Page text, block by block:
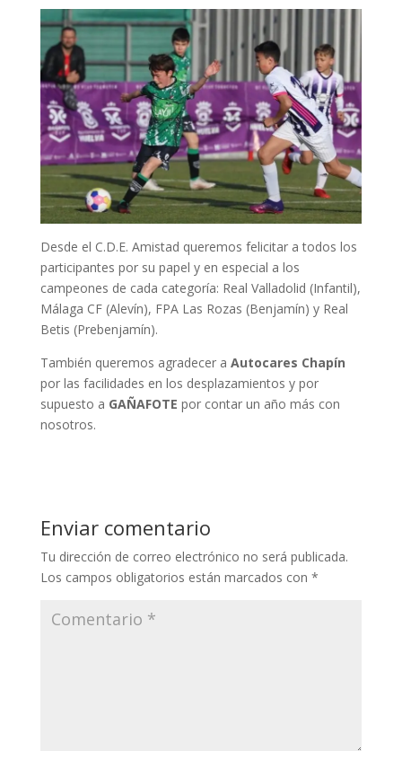
Desde el C.D.E. Amistad queremos felicitar a todos los
participantes por su papel y en especial a los
campeones de cada categoría: Real Valladolid (Infantil),
Málaga CF (Alevín), FPA Las Rozas (Benjamín) y Real
Betis (Prebenjamín).
También queremos agradecer a Autocares Chapín
por las facilidades en los desplazamientos y por
supuesto a GAÑAFOTE por contar un año más con
nosotros.
Enviar comentario
Tu dirección de correo electrónico no será publicada.
Los campos obligatorios están marcados con *